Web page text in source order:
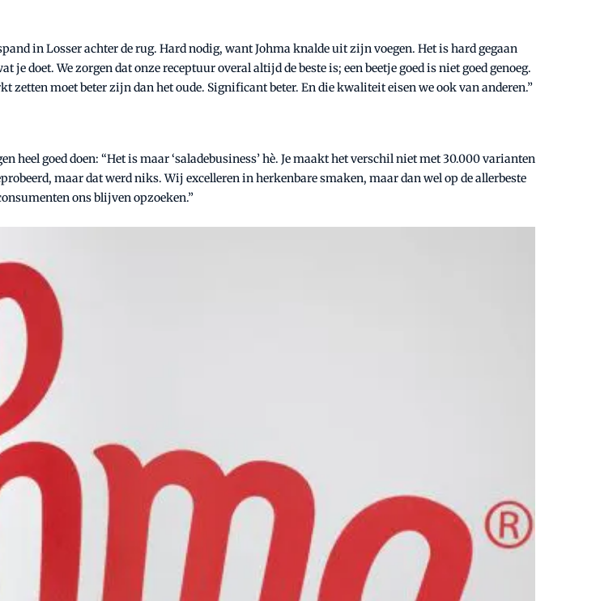
in Losser achter de rug. Hard nodig, want Johma knalde uit zijn voegen. Het is hard gegaan
doet. We zorgen dat onze receptuur overal altijd de beste is; een beetje goed is niet goed genoeg.
moet beter zijn dan het oude. Significant beter. En die kwaliteit eisen we ook van anderen.”
goed doen: “Het is maar ‘saladebusiness’ hè. Je maakt het verschil niet met 30.000 varianten
maar dat werd niks. Wij excelleren in herkenbare smaken, maar dan wel op de allerbeste
ons blijven opzoeken.”